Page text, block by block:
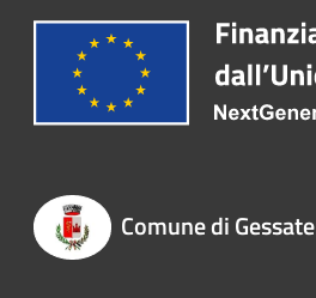
Comune di Gessate